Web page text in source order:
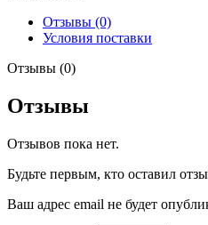
Отзывы (0)
Условия поставки
Отзывы (0)
Отзывы
Отзывов пока нет.
Будьте первым, кто оставил
Ваш адрес email не будет